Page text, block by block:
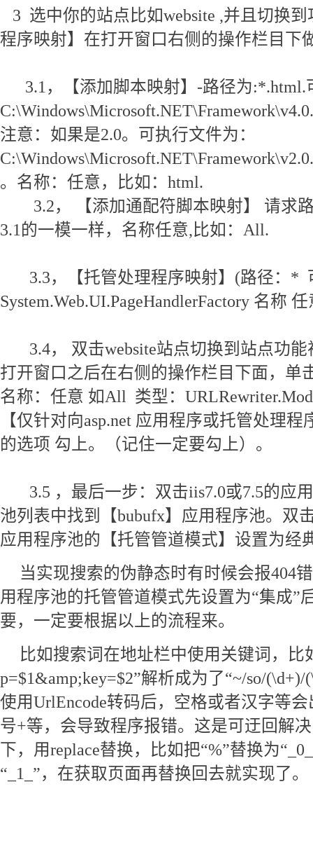
3 选中你的站点比如website ,并且切换
程序映射】在打开窗口右侧的操作栏目下
3.1，【添加脚本映射】-路径为:*.html.
注意：如果是2.0。可执行文件为：
。名称：任意，比如：html.
3.2， 【添加通配符脚本映射】 请求
3.1的一模一样，名称任意,比如：All.
3.3，【托管处理程序映射】(路径：*
System.Web.UI.PageHandlerFactory 名称
3.4， 双击website站点切换到站点功能
打开窗口之后在右侧的操作栏目下面，单
名称：任意 如All 类型：
【仅针对向asp.net 应用程序或托管处理
的选项 勾上。（记住一定要勾上）。
3.5 ，最后一步：双击iis7.0或7.5的应
池列表中找到【bubufx】应用程序池。双
应用程序池的【托管管道模式】设置为经
当实现搜索的伪静态时有时候会报404
用程序池的托管管道模式先设置为“集成”
要，一定要根据以上的流程来。
比如搜索词在地址栏中使用关键词，比
p=$1&amp;key=$2”解析成为了“~/so/
使用UrlEncode转码后，空格或者汉字等
号+等，会导致程序报错。这是可迂回解
下，用replace替换，比如把“%”替换为
“_1_”，在获取页面再替换回去就实现了。